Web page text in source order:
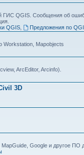
ГИС QGIS. Сообщения об
QGIS, Предложения по
Workstation, Mapobjects
ArcEditor, Arcinfo).
3D
Google и другое ПО